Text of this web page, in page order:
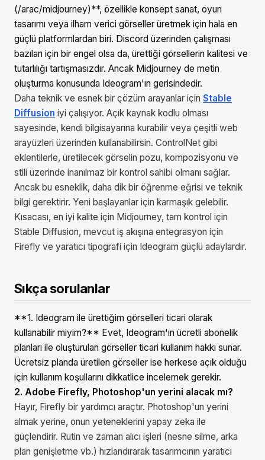
(/arac/midjourney)**, özellikle konsept sanat, oyun
tasarımı veya ilham verici görseller üretmek için hala en
güçlü platformlardan biri. Discord üzerinden çalışması
bazıları için bir engel olsa da, ürettiği görsellerin kalitesi ve
tutarlılığı tartışmasızdır. Ancak Midjourney de metin
oluşturma konusunda Ideogram'ın gerisindedir.
Daha teknik ve esnek bir çözüm arayanlar için Stable
Diffusion iyi çalışıyor. Açık kaynak kodlu olması
sayesinde, kendi bilgisayarına kurabilir veya çeşitli web
arayüzleri üzerinden kullanabilirsin. ControlNet gibi
eklentilerle, üretilecek görselin pozu, kompozisyonu ve
stili üzerinde inanılmaz bir kontrol sahibi olmanı sağlar.
Ancak bu esneklik, daha dik bir öğrenme eğrisi ve teknik
bilgi gerektirir. Yeni başlayanlar için karmaşık gelebilir.
Kısacası, en iyi kalite için Midjourney, tam kontrol için
Stable Diffusion, mevcut iş akışına entegrasyon için
Firefly ve yaratıcı tipografi için Ideogram güçlü adaylardır.
Sıkça sorulanlar
**1. Ideogram ile ürettiğim görselleri ticari olarak
kullanabilir miyim?** Evet, Ideogram'ın ücretli abonelik
planları ile oluşturulan görseller ticari kullanım hakkı sunar.
Ücretsiz planda üretilen görseller ise herkese açık olduğu
için kullanım koşullarını dikkatlice incelemek gerekir.
2. Adobe Firefly, Photoshop'un yerini alacak mı?
Hayır, Firefly bir yardımcı araçtır. Photoshop'un yerini
almak yerine, onun yeteneklerini yapay zeka ile
güçlendirir. Rutin ve zaman alıcı işleri (nesne silme, arka
plan genişletme vb.) hızlandırarak tasarımcının yaratıcı